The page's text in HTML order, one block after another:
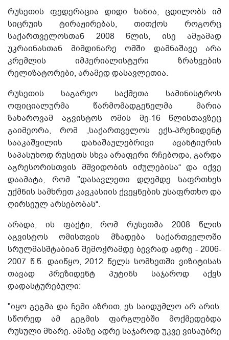
რუსეთის ფედერაცია დიდი ხანია, ცდილობს იმ
სიცრუის ტირაჟირებას, თითქოს როგორც
საქართველოსთან 2008 წლის, ისე ამჟამად
უკრაინასთან მიმდინარე ომში დამნაშავე არა
კრემლის იმპერიალისტური ზრახვების
რელიზატორები, არამედ დასავლეთია.
რუსეთის საგარეო საქმეთა სამინისტროს
ოფიციალურმა წარმომადგენელმა მარია
ზახაროვამ აგვისტოს ომის მე-16 წლისთავზეც
გაიმეორა, რომ „საქართველოს ექს-პრეზიდენტ
სააკაშვილის დანაშაულებრივი ავანტიურის
საპასუხოდ რუსეთს სხვა არაფერი რჩებოდა, გარდა
აგრესორისთვის მშვიდობის იძულებისა“ და იქვე
დაამატა, რომ "დასავლეთი დღემდე საფრთხეს
უქმნის სამხრეთ კავკასიის ქვეყნების უსაფრთხო და
ღირსეულ არსებობას“.
არადა, ის ფაქტი, რომ რუსეთმა 2008 წლის
აგვისტოს ომისთვის მზადება საქართველოში
სრულმასშტაბიან შემოჭრამდე ბევრად ადრე - 2006-
2007 წ.წ. დაიწყო, 2012 წელს სომხეთში ვიზიტისას
თავად პრეზიდენტ პუტინს საჯაროდ აქვს
დადასტურებული:
"იყო გეგმა და ჩემი აზრით, ეს საიდუმლო არ არის.
სწორედ ამ გეგმის ფარგლებში მოქმედებდა
რუსული მხარე. ამაზე ადრე საჯაროდ უკვე ვისაუბრე